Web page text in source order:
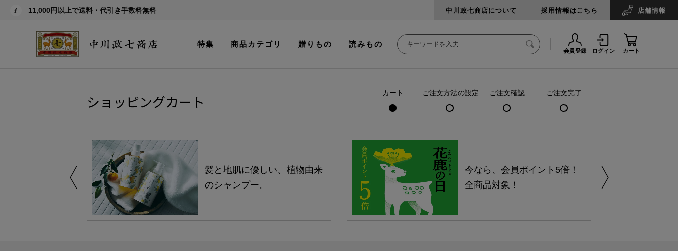
11,000円以上で送料・代引き手数料無料 中川政七商店について 採用情報はこちら 店舗情報
特集 商品カテゴリ 贈りもの 読みもの
会員登録 ログイン カート
ショッピングカート カート ご注文方法の設定 ご注文確認 ご注文完了
髪と地肌に優しい、植物由来
のシャンプー。
今なら、会員ポイント5倍！
全商品対象！